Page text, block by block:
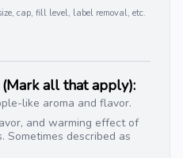
cap, fill level, label removal, etc.
all that apply):
like aroma and flavor.
and warming effect of
Sometimes described as